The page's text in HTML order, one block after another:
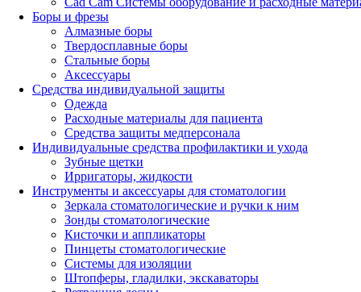
Боры и фрезы
Алмазные боры
Твердосплавные боры
Стальные боры
Аксессуары
Средства индивидуальной защиты
Одежда
Расходные материалы для пациента
Средства защиты медперсонала
Индивидуальные средства профилактики и ухода
Зубные щетки
Ирригаторы, жидкости
Инструменты и аксессуары для стоматологии
Зеркала стоматологические и ручки к ним
Зонды стоматологические
Кисточки и аппликаторы
Пинцеты стоматологические
Системы для изоляции
Штопферы, гладилки, экскаваторы